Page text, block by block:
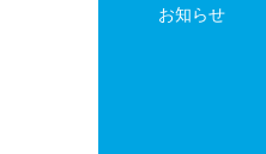
お知らせ